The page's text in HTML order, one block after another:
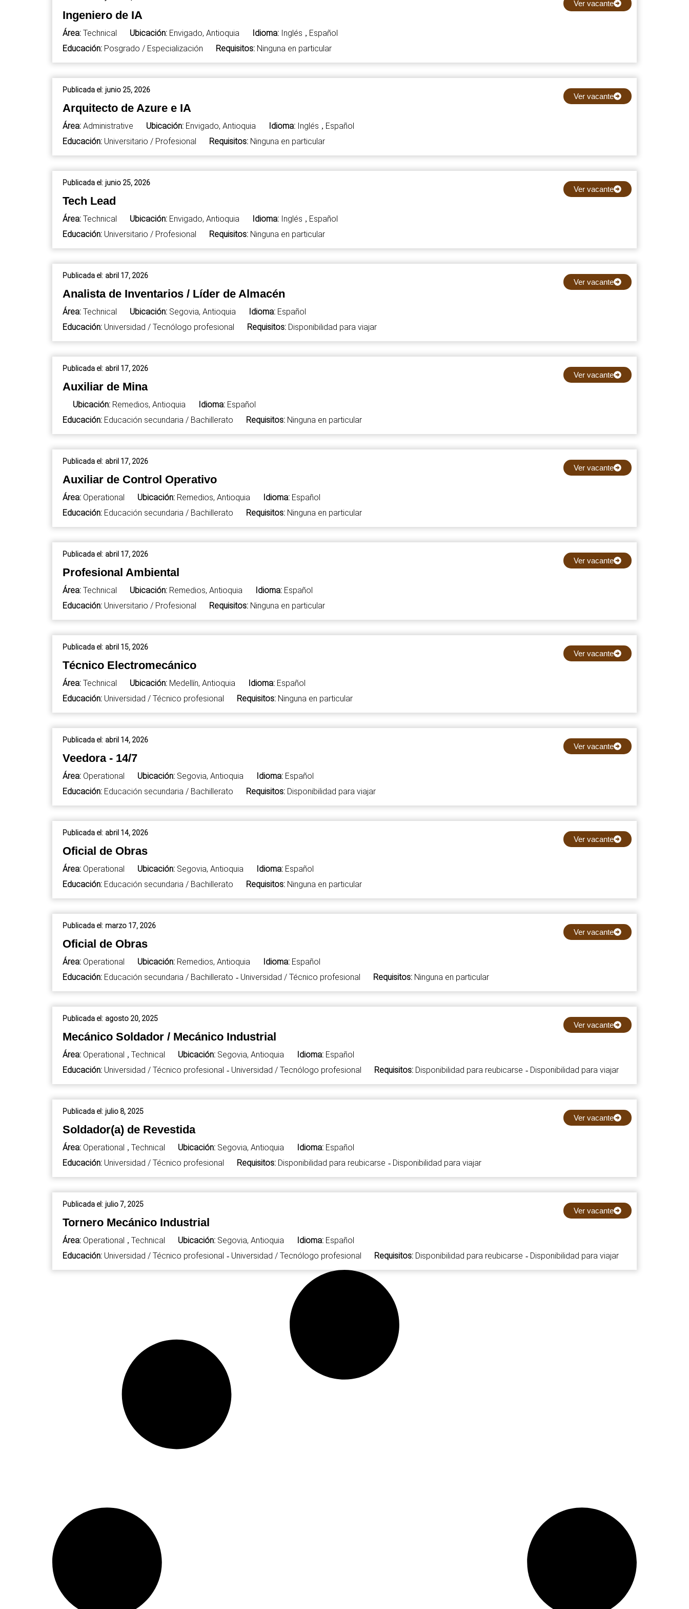
Ver vacante
Ingeniero de IA
Área: Technical Ubicación: Envigado, Antioquia Idioma: Inglés , Español
Educación: Posgrado / Especialización Requisitos: Ninguna en particular
Ver vacante
Publicada el: junio 25, 2026
Arquitecto de Azure e IA
Área: Administrative Ubicación: Envigado, Antioquia Idioma: Inglés , Español
Educación: Universitario / Profesional Requisitos: Ninguna en particular
Ver vacante
Publicada el: junio 25, 2026
Tech Lead
Área: Technical Ubicación: Envigado, Antioquia Idioma: Inglés , Español
Educación: Universitario / Profesional Requisitos: Ninguna en particular
Ver vacante
Publicada el: abril 17, 2026
Analista de Inventarios / Líder de Almacén
Área: Technical Ubicación: Segovia, Antioquia Idioma: Español
Educación: Universidad / Tecnólogo profesional Requisitos: Disponibilidad para viajar
Ver vacante
Publicada el: abril 17, 2026
Auxiliar de Mina
Ubicación: Remedios, Antioquia Idioma: Español
Educación: Educación secundaria / Bachillerato Requisitos: Ninguna en particular
Ver vacante
Publicada el: abril 17, 2026
Auxiliar de Control Operativo
Área: Operational Ubicación: Remedios, Antioquia Idioma: Español
Educación: Educación secundaria / Bachillerato Requisitos: Ninguna en particular
Ver vacante
Publicada el: abril 17, 2026
Profesional Ambiental
Área: Technical Ubicación: Remedios, Antioquia Idioma: Español
Educación: Universitario / Profesional Requisitos: Ninguna en particular
Ver vacante
Publicada el: abril 15, 2026
Técnico Electromecánico
Área: Technical Ubicación: Medellín, Antioquia Idioma: Español
Educación: Universidad / Técnico profesional Requisitos: Ninguna en particular
Ver vacante
Publicada el: abril 14, 2026
Veedora - 14/7
Área: Operational Ubicación: Segovia, Antioquia Idioma: Español
Educación: Educación secundaria / Bachillerato Requisitos: Disponibilidad para viajar
Ver vacante
Publicada el: abril 14, 2026
Oficial de Obras
Área: Operational Ubicación: Segovia, Antioquia Idioma: Español
Educación: Educación secundaria / Bachillerato Requisitos: Ninguna en particular
Ver vacante
Publicada el: marzo 17, 2026
Oficial de Obras
Área: Operational Ubicación: Remedios, Antioquia Idioma: Español
Educación: Educación secundaria / Bachillerato - Universidad / Técnico profesional Requisitos: Ninguna en particular
Ver vacante
Publicada el: agosto 20, 2025
Mecánico Soldador / Mecánico Industrial
Área: Operational , Technical Ubicación: Segovia, Antioquia Idioma: Español
Educación: Universidad / Técnico profesional - Universidad / Tecnólogo profesional Requisitos: Disponibilidad para reubicarse - Disponibilidad para viajar
Ver vacante
Publicada el: julio 8, 2025
Soldador(a) de Revestida
Área: Operational , Technical Ubicación: Segovia, Antioquia Idioma: Español
Educación: Universidad / Técnico profesional Requisitos: Disponibilidad para reubicarse - Disponibilidad para viajar
Ver vacante
Publicada el: julio 7, 2025
Tornero Mecánico Industrial
Área: Operational , Technical Ubicación: Segovia, Antioquia Idioma: Español
Educación: Universidad / Técnico profesional - Universidad / Tecnólogo profesional Requisitos: Disponibilidad para reubicarse - Disponibilidad para viajar